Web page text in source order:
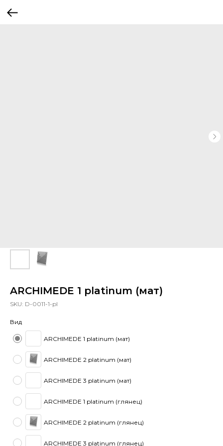
ARCHIMEDE 1 platinum (мат)
SKU: D-0011-1-pl
Вид
ARCHIMEDE 1 platinum (мат)
ARCHIMEDE 2 platinum (мат)
ARCHIMEDE 3 platinum (мат)
ARCHIMEDE 1 platinum (глянец)
ARCHIMEDE 2 platinum (глянец)
ARCHIMEDE 3 platinum (глянец)